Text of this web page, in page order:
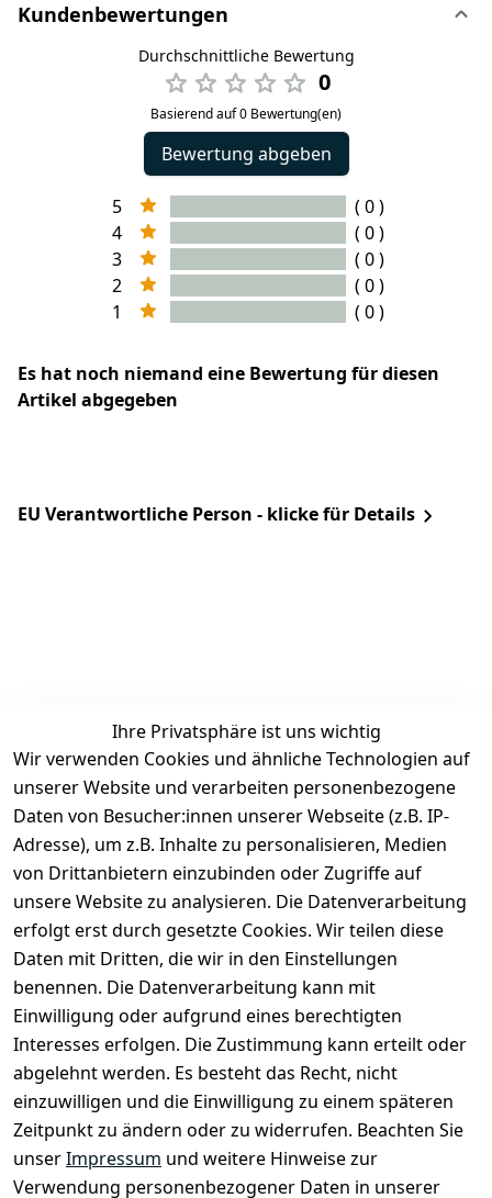
Kundenbewertungen
Durchschnittliche Bewertung
0
Basierend auf 0 Bewertung(en)
Bewertung abgeben
5
( 0 )
4
( 0 )
3
( 0 )
2
( 0 )
1
( 0 )
Es hat noch niemand eine Bewertung für diesen
Artikel abgegeben
EU Verantwortliche Person - klicke für Details
Ihre Privatsphäre ist uns wichtig
Wir verwenden Cookies und ähnliche Technologien auf
unserer Website und verarbeiten personenbezogene
Daten von Besucher:innen unserer Webseite (z.B. IP-
Adresse), um z.B. Inhalte zu personalisieren, Medien
von Drittanbietern einzubinden oder Zugriffe auf
unsere Website zu analysieren. Die Datenverarbeitung
erfolgt erst durch gesetzte Cookies. Wir teilen diese
Daten mit Dritten, die wir in den Einstellungen
benennen. Die Datenverarbeitung kann mit
Einwilligung oder aufgrund eines berechtigten
Interesses erfolgen. Die Zustimmung kann erteilt oder
abgelehnt werden. Es besteht das Recht, nicht
einzuwilligen und die Einwilligung zu einem späteren
Zeitpunkt zu ändern oder zu widerrufen. Beachten Sie
unserImpressum und weitere Hinweise zur
Verwendung personenbezogener Daten in unserer
Rechtliches
AGB
Impressum
Datenschutze
rklärung
Widerrufsrec
ht
Services
Kontakt
Kundenservic
e
Zahlung &
Versand
Batteriegeset
z
Newsletter
Unsere
Partner
FAQ
Zahlung &
Versand
Kontakt
+49
Mail:
info@select
Unter den
Weingärten 42
63546
Hammersbach
selected-lights
selected-